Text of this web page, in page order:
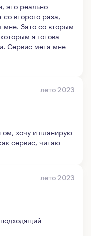
это реально
второго раза,
мне. Зато со вторым
я готова
Сервис мета мне
лето 2023
хочу и планирую
сервис, читаю
лето 2023